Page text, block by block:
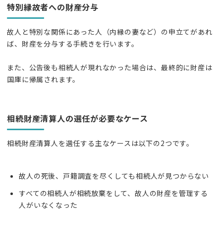
特別縁故者への財産分与
故人と特別な関係にあった人（内縁の妻など）の申立てがあれ
ば、財産を分与する手続きを行います。
また、公告後も相続人が現れなかった場合は、最終的に財産は
国庫に帰属されます。
相続財産清算人の選任が必要なケース
相続財産清算人を選任する主なケースは以下の2つです。
故人の死後、戸籍調査を尽くしても相続人が見つからない
すべての相続人が相続放棄をして、故人の財産を管理する
人がいなくなった